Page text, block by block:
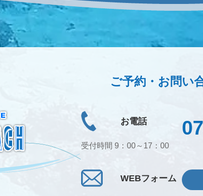
ご予約・お問い
お電話
受付時間 9：00～17：00
WEBフォーム